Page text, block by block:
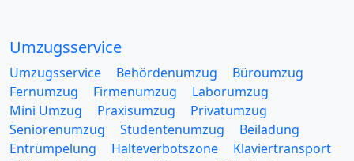
Umzugsservice
Umzugsservice Behördenumzug
Büroumzug
Fernumzug
Firmenumzug
Laborumzug
Mini Umzug
Praxisumzug
Privatumzug
Seniorenumzug
Studentenumzug
Beiladung
Entrümpelung
Halteverbotszone
Klaviertransport